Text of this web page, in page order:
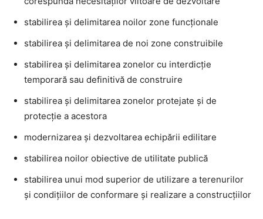
stabilirea și delimitarea noilor zone funcționale
stabilirea și delimitarea de noi zone construibile
stabilirea și delimitarea zonelor cu interdicție
temporară sau definitivă de construire
stabilirea și delimitarea zonelor protejate și de
protecție a acestora
modernizarea și dezvoltarea echipării edilitare
stabilirea noilor obiective de utilitate publică
stabilirea unui mod superior de utilizare a terenurilor
și condițiilor de conformare și realizare a construcțiilor